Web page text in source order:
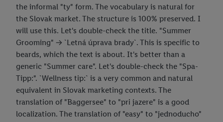
the informal "ty" form. The vocabulary is natural for
the Slovak market. The structure is 100% preserved. I
will use this. Let's double-check the title. "Summer
Grooming" -> `Letná úprava brady`. This is specific to
beards, which the text is about. It's better than a
generic "Summer care". Let's double-check the "Spa-
Tipp:". `Wellness tip:` is a very common and natural
equivalent in Slovak marketing contexts. The
translation of "Baggersee" to "pri jazere" is a good
localization. The translation of "easy" to "jednoducho"